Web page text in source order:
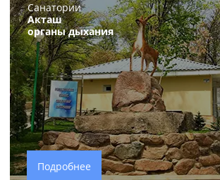
Санатории
Акташ
органы дыхания
Подробнее